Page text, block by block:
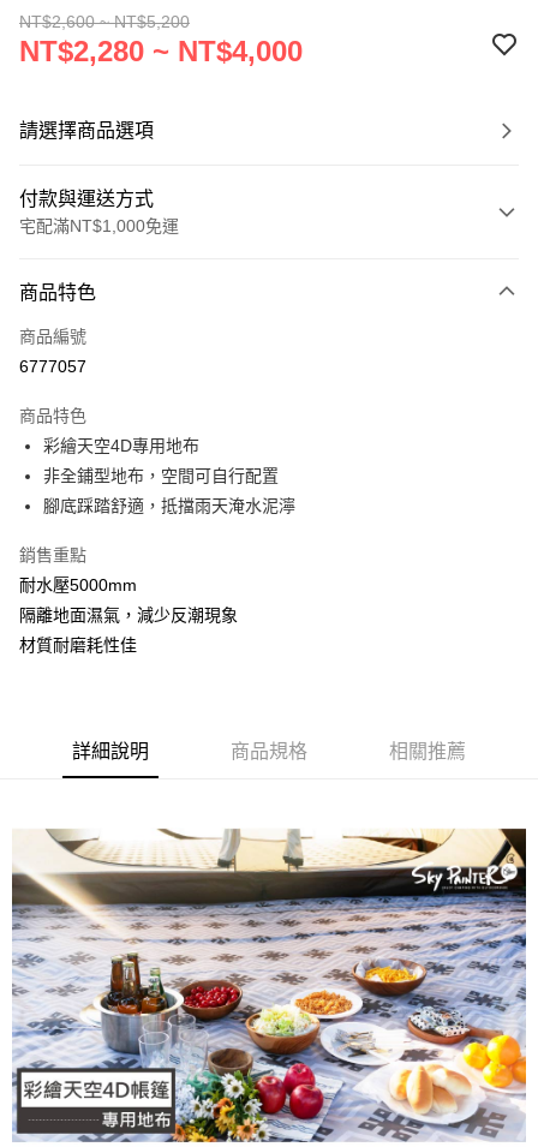
NT$2,600 ~ NT$5,200
NT$2,280 ~ NT$4,000
請選擇商品選項
付款與運送方式
宅配滿NT$1,000免運
信用卡一次付款
LINE Pay
悠遊付
ATM付款
運送方式
宅配
每筆NT$160，滿NT$1,000(含以上)免運費
日本/香港/馬來西亞/越南/空運
商品特色
商品編號
6777057
商品特色
彩繪天空4D專用地布
非全鋪型地布，空間可自行配置
腳底踩踏舒適，抵擋雨天淹水泥濘
銷售重點
耐水壓5000mm
隔離地面濕氣，減少反潮現象
材質耐磨耗性佳
詳細說明 商品規格 相關推薦